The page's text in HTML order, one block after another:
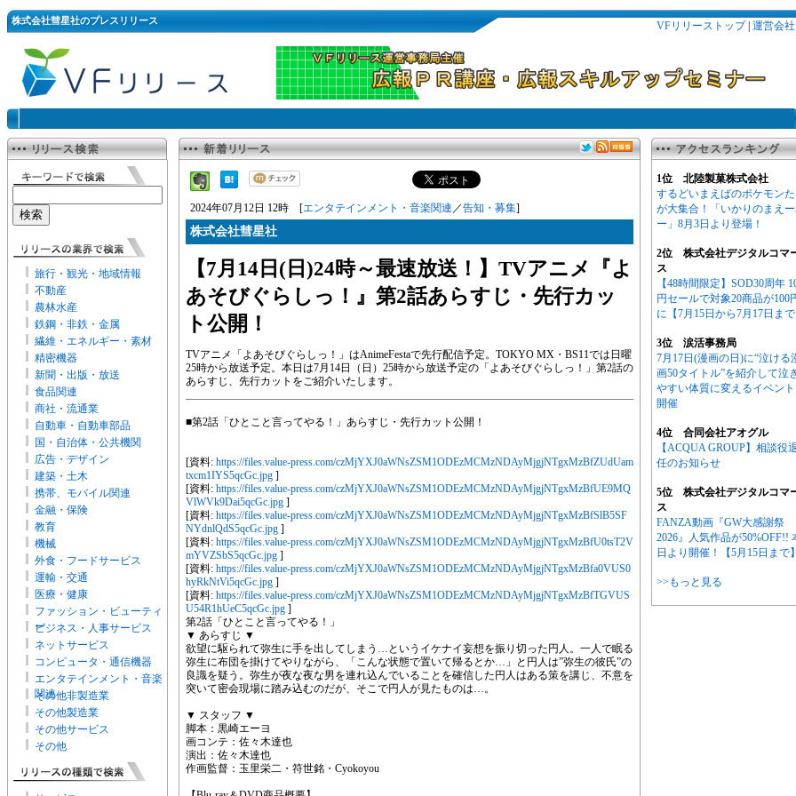
株式会社彗星社のプレスリリース VFリリーストップ| 運営会社
旅行・観光・地域情報
不動産
農林水産
鉄鋼・非鉄・金属
繊維・エネルギー・素材
精密機器
新聞・出版・放送
食品関連
商社・流通業
自動車・自動車部品
国・自治体・公共機関
広告・デザイン
建築・土木
携帯、モバイル関連
金融・保険
教育
機械
外食・フードサービス
運輸・交通
医療・健康
ファッション・ビューティ
ー
ビジネス・人事サービス
ネットサービス
コンピュータ・通信機器
エンタテインメント・音楽
関連
その他非製造業
その他製造業
その他サービス
その他
2024年07月12日 12時 [エンタテインメント・音楽関連 ／告知・募集]
株式会社彗星社
【7月14日(日)24時～最速放送！】TVアニメ『よ
あそびぐらしっ！』第2話あらすじ・先行カッ
ト公開！
TVアニメ「よあそびぐらしっ！」はAnimeFestaで先行配信予定。TOKYO MX・BS11では日曜
25時から放送予定。本日は7月14日（日）25時から放送予定の「よあそびぐらしっ！」第2話の
あらすじ、先行カットをご紹介いたします。
■第2話「ひとこと言ってやる！」あらすじ・先行カット公開！
[資料: https://files.value-press.com/czMjYXJ0aWNsZSM1ODEzMCMzNDAyMjgjNTgxMzBfZUdUam
txcm1IYS5qcGc.jpg ]
[資料: https://files.value-press.com/czMjYXJ0aWNsZSM1ODEzMCMzNDAyMjgjNTgxMzBfUE9MQ
VlWVk9Dai5qcGc.jpg ]
[資料: https://files.value-press.com/czMjYXJ0aWNsZSM1ODEzMCMzNDAyMjgjNTgxMzBfSlB5SF
NYdnlQdS5qcGc.jpg ]
[資料: https://files.value-press.com/czMjYXJ0aWNsZSM1ODEzMCMzNDAyMjgjNTgxMzBfU0tsT2V
mYVZSbS5qcGc.jpg ]
[資料: https://files.value-press.com/czMjYXJ0aWNsZSM1ODEzMCMzNDAyMjgjNTgxMzBfa0VUS0
hyRkNtVi5qcGc.jpg ]
[資料: https://files.value-press.com/czMjYXJ0aWNsZSM1ODEzMCMzNDAyMjgjNTgxMzBfTGVUS
U54R1hUeC5qcGc.jpg ]
第2話「ひとこと言ってやる！」
▼ あらすじ ▼
欲望に駆られて弥生に手を出してしまう…というイケナイ妄想を振り切った円人。一人で眠る
弥生に布団を掛けてやりながら、「こんな状態で置いて帰るとか…」と円人は”弥生の彼氏”の
良識を疑う。弥生が夜な夜な男を連れ込んでいることを確信した円人はある策を講じ、不意を
突いて密会現場に踏み込むのだが、そこで円人が見たものは…。
▼ スタッフ ▼
脚本：黒崎エーヨ
画コンテ：佐々木達也
演出：佐々木達也
作画監督：玉里栄二・符世銘・Cyokoyou
1位 北陸製菓株式会社
するどいまえばのポケモン
が大集合！「いかりのまえ
ー」8月3日より登場！
2位 株式会社デジタルコマ
ス
【48時間限定】SOD30周年
円セールで対象20商品が100
に【7月15日から7月17日まで
3位 涙活事務局
7月17日(漫画の日)に“泣ける
画50タイトル”を紹介して泣
やすい体質に変えるイベン
開催
4位 合同会社アオグル
【ACQUA GROUP】相談役
任のお知らせ
5位 株式会社デジタルコマ
ス
FANZA動画『GW大感謝祭
2026』人気作品が50%OFF!!
日より開催！【5月15日まで】
>>もっと見る